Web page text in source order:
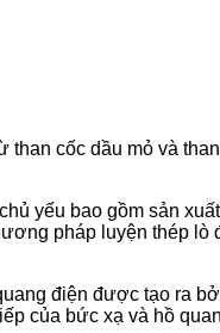
cốc dầu mỏ và
yếu bao gồm sản
pháp luyện thép
điện được tạo ra
của bức xạ và hồ